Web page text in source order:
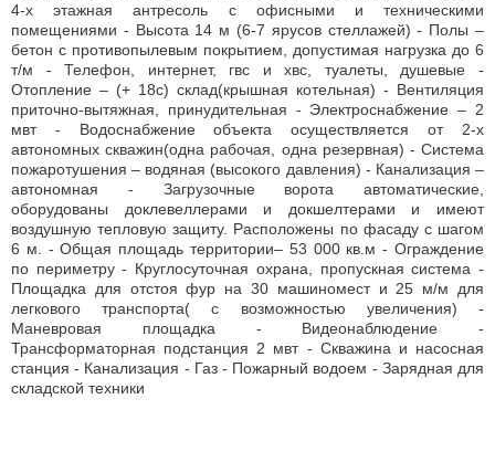
4-х этажная антресоль с офисными и техническими
помещениями - Высота 14 м (6-7 ярусов стеллажей) - Полы –
бетон с противопылевым покрытием, допустимая нагрузка до 6
т/м - Телефон, интернет, гвс и хвс, туалеты, душевые -
Отопление – (+ 18с) склад(крышная котельная) - Вентиляция
приточно-вытяжная, принудительная - Электроснабжение – 2
мвт - Водоснабжение объекта осуществляется от 2-х
автономных скважин(одна рабочая, одна резервная) - Система
пожаротушения – водяная (высокого давления) - Канализация –
автономная - Загрузочные ворота автоматические,
оборудованы доклевеллерами и докшелтерами и имеют
воздушную тепловую защиту. Расположены по фасаду с шагом
6 м. - Общая площадь территории– 53 000 кв.м - Ограждение
по периметру - Круглосуточная охрана, пропускная система -
Площадка для отстоя фур на 30 машиномест и 25 м/м для
легкового транспорта( с возможностью увеличения) -
Маневровая площадка - Видеонаблюдение -
Трансформаторная подстанция 2 мвт - Скважина и насосная
станция - Канализация - Газ - Пожарный водоем - Зарядная для
складской техники